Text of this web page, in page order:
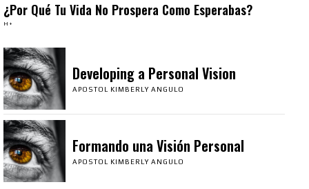
¿Por Qué Tu Vida No Prospera Como Esperabas?
H+
Developing a Personal Vision
APOSTOL KIMBERLY ANGULO
Formando una Visión Personal
APOSTOL KIMBERLY ANGULO